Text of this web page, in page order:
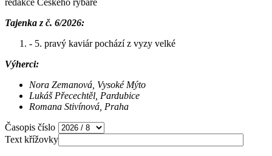
Tajenka z č. 6/2026:
- 5. pravý kaviár pochází z vyzy velké
Výherci:
Nora Zemanová, Vysoké Mýto
Lukáš Přecechtěl, Pardubice
Romana Stivínová, Praha
Časopis číslo
Text křížovky